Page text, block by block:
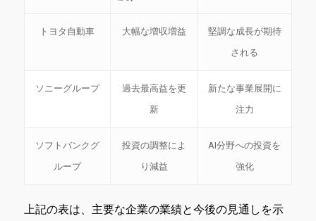
トヨタ自動車 大幅な増収増益
堅調な成長が期待
される
ソニーグループ
過去最高益を更
新
新たな事業展開に
注力
ソフトバンクグ
ループ
投資の調整によ
り減益
AI分野への投資を
強化
上記の表は、主要な企業の業績と今後の見通しを示